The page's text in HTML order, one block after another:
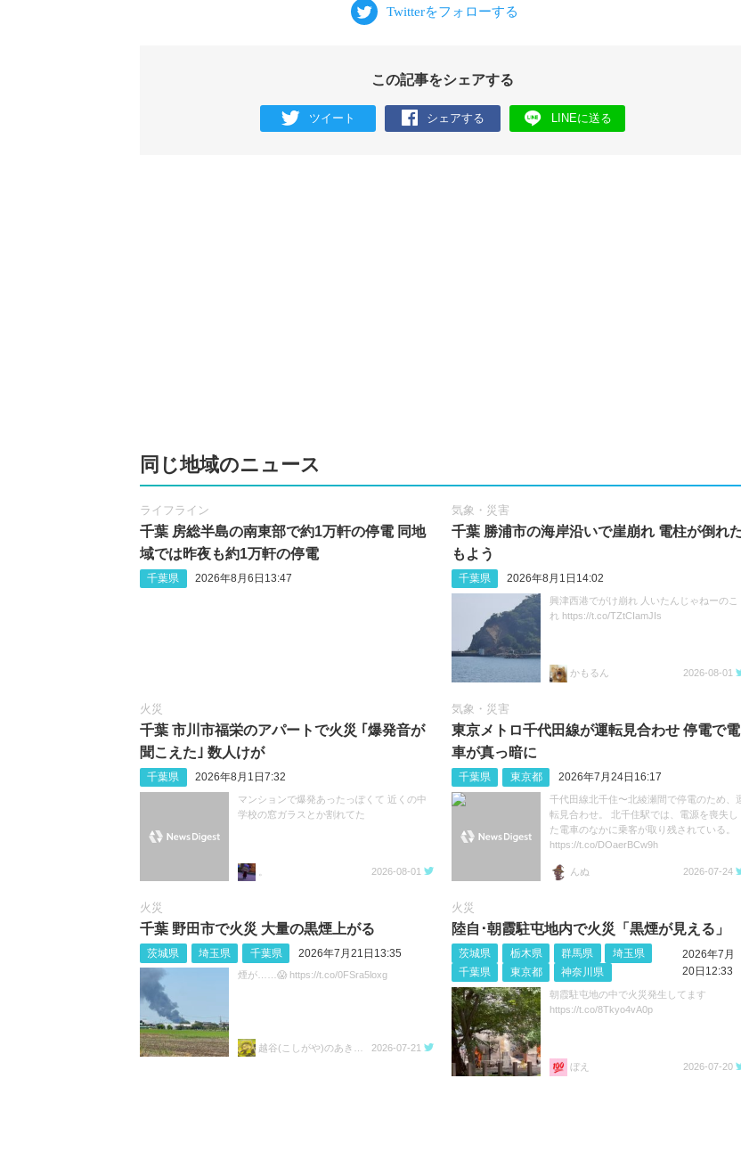
この記事をシェアする
ツイート シェアする LINEに送る
同じ地域のニュース
ライフライン
千葉 房総半島の南東部で約1万軒の停電 同地
域では昨夜も約1万軒の停電
千葉県 2026年8月6日13:47
気象・災害
千葉 勝浦市の海岸沿いで崖崩れ 電柱が倒れ
もよう
千葉県 2026年8月1日14:02
興津西港でがけ崩れ 人いたんじゃねーのこ
れ https://t.co/TZtCIamJIs
かもるん 2026-08-01
火災
千葉 市川市福栄のアパートで火災 ｢爆発音が
聞こえた｣ 数人けが
千葉県 2026年8月1日7:32
マンションで爆発あったっぽくて 近くの中
学校の窓ガラスとか割れてた
2026-08-01
気象・災害
東京メトロ千代田線が運転見合わせ 停電で電
車が真っ暗に
千葉県 東京都 2026年7月24日16:17
千代田線北千住〜北綾瀬間で停電のため、
転見合わせ。 北千住駅では、電源を喪失し
た電車のなかに乗客が取り残されている。
https://t.co/DOaerBCw9h
んぬ 2026-07-24
火災
千葉 野田市で火災 大量の黒煙上がる
茨城県 埼玉県 千葉県 2026年7月21日13:35
煙が……😱 https://t.co/0FSra5loxg
2026-07-21
火災
陸自･朝霞駐屯地内で火災「黒煙が見える」
茨城県 栃木県 群馬県
埼玉県
千葉県
東京都 神奈川県
2026年7月
20日12:33
朝霞駐屯地の中で火災発生してます
https://t.co/8Tkyo4vA0p
ぼえ 2026-07-20